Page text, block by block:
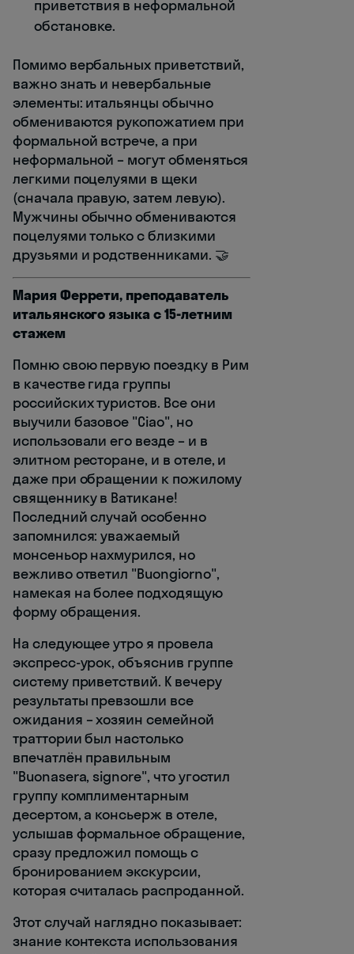
приветствия в неформальной
обстановке.
Помимо вербальных приветствий,
важно знать и невербальные
элементы: итальянцы обычно
обмениваются рукопожатием при
формальной встрече, а при
неформальной – могут обменяться
легкими поцелуями в щеки
(сначала правую, затем левую).
Мужчины обычно обмениваются
поцелуями только с близкими
друзьями и родственниками. 🤝
Мария Феррети, преподаватель
итальянского языка с 15-летним
стажем
Помню свою первую поездку в Рим
в качестве гида группы
российских туристов. Все они
выучили базовое "Ciao", но
использовали его везде – и в
элитном ресторане, и в отеле, и
даже при обращении к пожилому
священнику в Ватикане!
Последний случай особенно
запомнился: уважаемый
монсеньор нахмурился, но
вежливо ответил "Buongiorno",
намекая на более подходящую
форму обращения.
На следующее утро я провела
экспресс-урок, объяснив группе
систему приветствий. К вечеру
результаты превзошли все
ожидания – хозяин семейной
траттории был настолько
впечатлён правильным
"Buonasera, signore", что угостил
группу комплиментарным
десертом, а консьерж в отеле,
услышав формальное обращение,
сразу предложил помощь с
бронированием экскурсии,
которая считалась распроданной.
Этот случай наглядно показывает:
знание контекста использования